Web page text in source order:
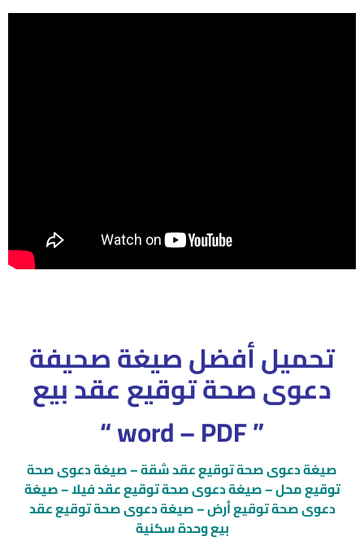
تحميل أفضل صيغة صحيفة
دعوى صحة توقيع عقد بيع
” word – PDF “
صيغة دعوى صحة توقيع عقد شقة – صيغة دعوى صحة
توقيع محل – صيغة دعوى صحة توقيع عقد فيلا – صيغة
دعوى صحة توقيع أرض – صيغة دعوى صحة توقيع عقد
بيع وحدة سكنية